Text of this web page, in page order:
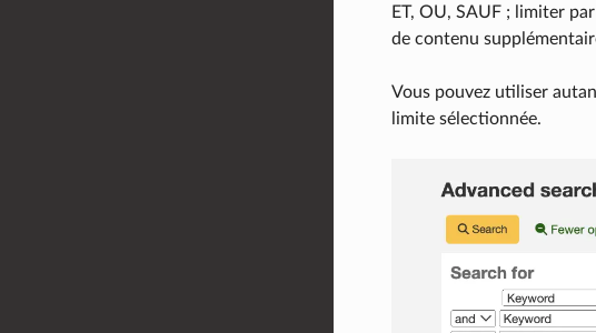
ET, OU, SAUF ; limiter
de contenu
Vous pouvez utiliser
limite sélectionnée.